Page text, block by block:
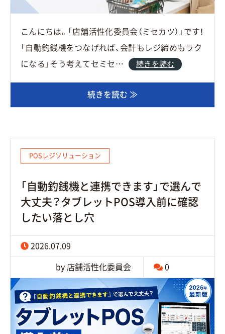
こんにちは。「店舗活性化委員会（ミセカツ）」です！
「自動釣銭機をつなげれば、会計もレジ締めもラク
になる」そう考えてセミセ…
続きを読む
続きを読む ≫
POSレジソリューション
「自動釣銭機と連携できます」で選んで
大丈夫？タブレットPOS導入前に確認
したい落とし穴
2026.07.09
by 店舗活性化委員会 0